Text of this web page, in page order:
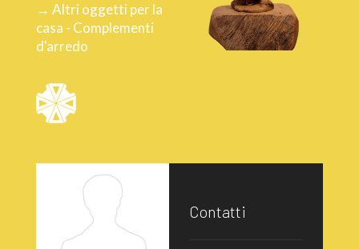
→ Altri oggetti per la
casa - Complementi
d'arredo
Contatti